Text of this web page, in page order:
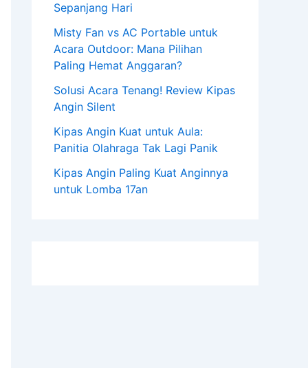
Sepanjang Hari
Misty Fan vs AC Portable untuk
Acara Outdoor: Mana Pilihan
Paling Hemat Anggaran?
Solusi Acara Tenang! Review Kipas
Angin Silent
Kipas Angin Kuat untuk Aula:
Panitia Olahraga Tak Lagi Panik
Kipas Angin Paling Kuat Anginnya
untuk Lomba 17an